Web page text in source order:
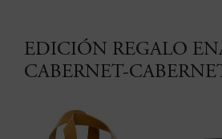
EDICIÓN REGALO
CABERNET-